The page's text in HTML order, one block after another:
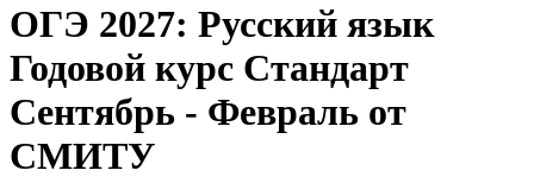
ОГЭ 2027: Русский язык
Годовой курс Стандарт
Сентябрь - Февраль от
СМИТУ